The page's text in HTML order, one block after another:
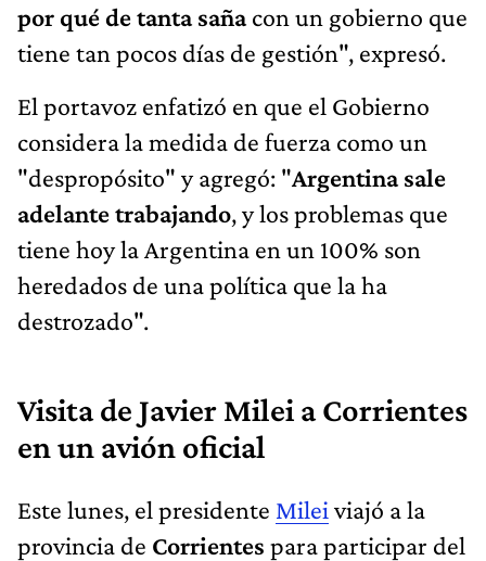
por qué de tanta sañacon un gobierno que
tiene tan pocos días de gestión", expresó.
El portavoz enfatizó en que el Gobierno
considera la medida de fuerza como un
"despropósito" y agregó: "Argentina sale
adelante trabajando, y los problemas que
tiene hoy la Argentina en un 100% son
heredados de una política que la ha
destrozado".
Visita de Javier Milei a Corrientes
en un avión oficial
Este lunes, el presidente Milei viajó a la
provincia de Corrientes para participar del